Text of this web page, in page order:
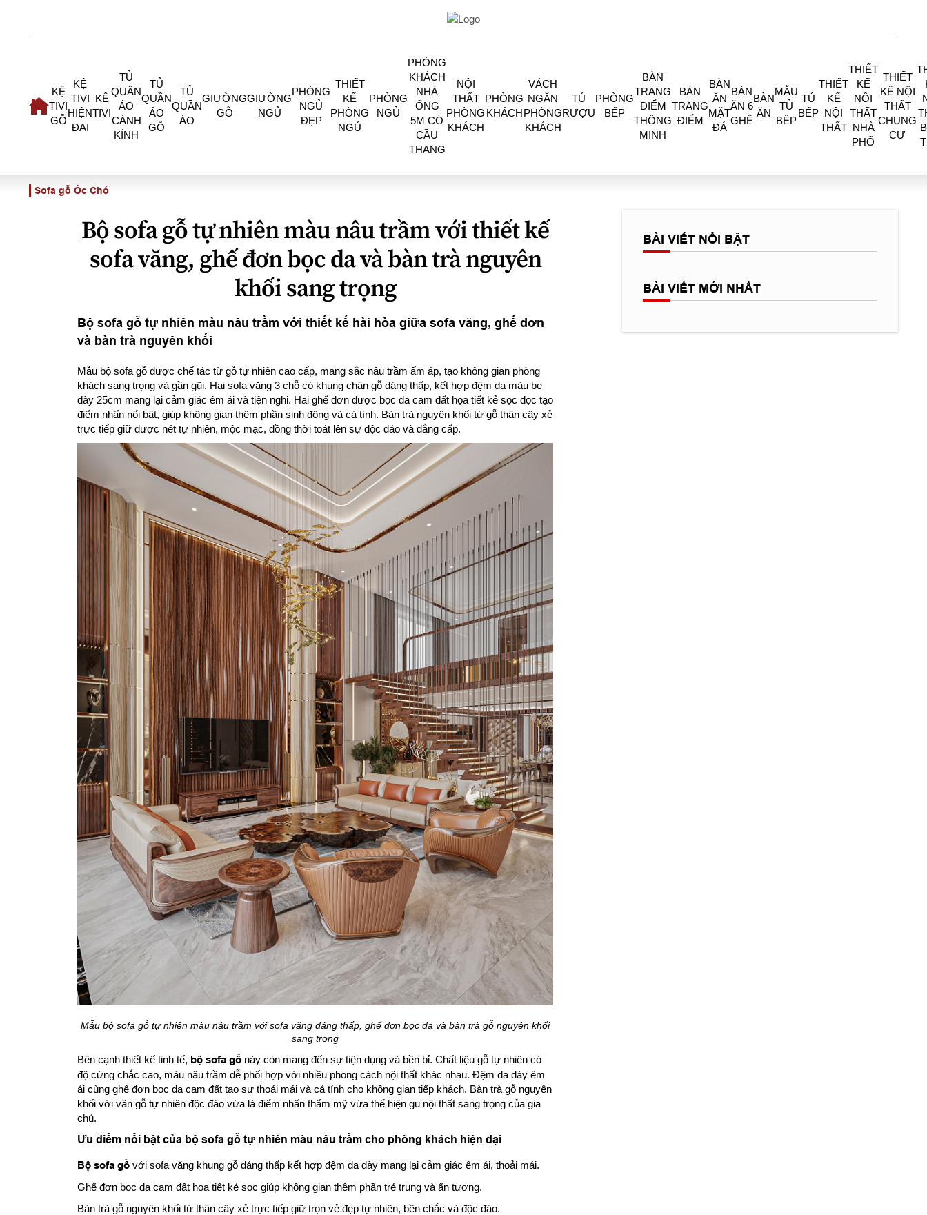
KỆ
TIVI
GỖ
KỆ
TIVI
HIỆN
ĐẠI
KỆ
TIVI
TỦ
QUẦN
ÁO
CÁNH
KÍNH
TỦ
QUẦN
ÁO
GỖ
TỦ
QUẦN
ÁO
GIƯỜNG
GỖ
GIƯỜNG
NGỦ
PHÒNG
NGỦ
ĐẸP
THIẾT
KẾ
PHÒNG
NGỦ
PHÒNG
NGỦ
PHÒNG
KHÁCH
NHÀ
ỐNG
5M CÓ
CẦU
THANG
NỘI
THẤT
PHÒNG
KHÁCH
PHÒNG
KHÁCH
VÁCH
NGĂN
PHÒNG
KHÁCH
TỦ
RƯỢU
PHÒNG
BẾP
BÀN
TRANG
ĐIỂM
THÔNG
MINH
BÀN
TRANG
ĐIỂM
BÀN
ĂN
MẶT
ĐÁ
BÀN
ĂN 6
GHẾ
BÀN
ĂN
MẪU
TỦ
BẾP
TỦ
BẾP
THIẾT
KẾ
NỘI
THẤT
THIẾT
KẾ
NỘI
THẤT
NHÀ
PHỐ
THIẾT
KẾ NỘI
THẤT
CHUNG
CƯ
Sofa gỗ Óc Chó
Bộ sofa gỗ tự nhiên màu nâu trầm với thiết kế
sofa văng, ghế đơn bọc da và bàn trà nguyên
khối sang trọng
Bộ sofa gỗ tự nhiên màu nâu trầm với thiết kế hài hòa giữa sofa văng, ghế đơn
và bàn trà nguyên khối
Mẫu bộ sofa gỗ được chế tác từ gỗ tự nhiên cao cấp, mang sắc nâu trầm ấm áp, tạo không gian phòng
khách sang trọng và gần gũi. Hai sofa văng 3 chỗ có khung chân gỗ dáng thấp, kết hợp đệm da màu be
dày 25cm mang lại cảm giác êm ái và tiện nghi. Hai ghế đơn được bọc da cam đất họa tiết kẻ sọc dọc tạo
điểm nhấn nổi bật, giúp không gian thêm phần sinh động và cá tính. Bàn trà nguyên khối từ gỗ thân cây xẻ
trực tiếp giữ được nét tự nhiên, mộc mạc, đồng thời toát lên sự độc đáo và đẳng cấp.
Mẫu bộ sofa gỗ tự nhiên màu nâu trầm với sofa văng dáng thấp, ghế đơn bọc da và bàn trà gỗ nguyên khối
sang trọng
Bên cạnh thiết kế tinh tế, bộ sofa gỗ này còn mang đến sự tiện dụng và bền bỉ. Chất liệu gỗ tự nhiên có
độ cứng chắc cao, màu nâu trầm dễ phối hợp với nhiều phong cách nội thất khác nhau. Đệm da dày êm
ái cùng ghế đơn bọc da cam đất tạo sự thoải mái và cá tính cho không gian tiếp khách. Bàn trà gỗ nguyên
khối với vân gỗ tự nhiên độc đáo vừa là điểm nhấn thẩm mỹ vừa thể hiện gu nội thất sang trọng của gia
chủ.
Ưu điểm nổi bật của bộ sofa gỗ tự nhiên màu nâu trầm cho phòng khách hiện đại
Bộ sofa gỗ với sofa văng khung gỗ dáng thấp kết hợp đệm da dày mang lại cảm giác êm ái, thoải mái.
Ghế đơn bọc da cam đất họa tiết kẻ sọc giúp không gian thêm phần trẻ trung và ấn tượng.
Bàn trà gỗ nguyên khối từ thân cây xẻ trực tiếp giữ trọn vẻ đẹp tự nhiên, bền chắc và độc đáo.
BÀI VIẾT NỔI BẬT
BÀI VIẾT MỚI NHẤT